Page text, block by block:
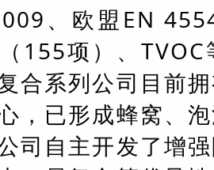
、欧盟EN
155项）、
合系列公司目前
，已形成蜂窝、
司自主开发了增